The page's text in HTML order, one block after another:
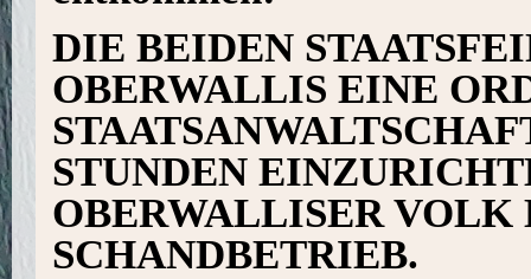
DIE BEIDEN
OBERWALLIS EINE
STUNDEN
OBERWALLISER
SCHANDBETRIEB.